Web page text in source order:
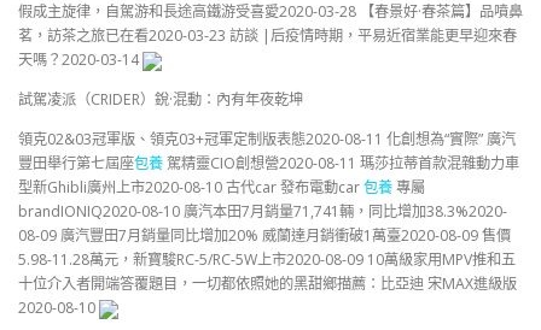
假成主旋律，自駕游和長途高鐵游受喜愛2020-03-28 【春景好·春茶篇】品噴鼻
茗，訪茶之旅已在看2020-03-23 訪談 |后疫情時期，平易近宿業能更早迎來春
天嗎？2020-03-14
試駕凌派（CRIDER）銳·混動：內有年夜乾坤
領克02&03冠軍版、領克03+冠軍定制版表態2020-08-11 化創想為“實際” 廣汽
豐田舉行第七屆座包養 駕精靈CIO創想營2020-08-11 瑪莎拉蒂首款混雜動力車
型新Ghibli廣州上市2020-08-10 古代car 發布電動car包養專屬
brandIONIQ2020-08-10 廣汽本田7月銷量71,741輛，同比增加38.3%2020-
08-09 廣汽豐田7月銷量同比增加20% 威蘭達月銷衝破1萬臺2020-08-09 售價
5.98-11.28萬元，新寶駿RC-5/RC-5W上市2020-08-09 10萬級家用MPV推和五
十位介入者開端答覆題目，一切都依照她的黑甜鄉描薦：比亞迪 宋MAX進級版
2020-08-10